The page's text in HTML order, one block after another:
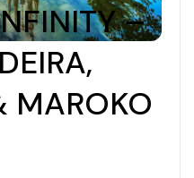
–
MAROKO